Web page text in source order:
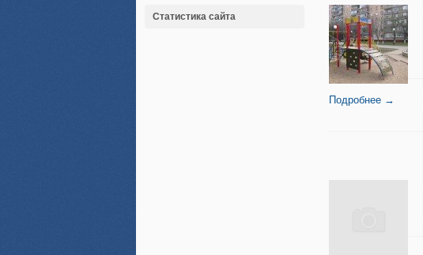
Статистика сайта
Подробнее →